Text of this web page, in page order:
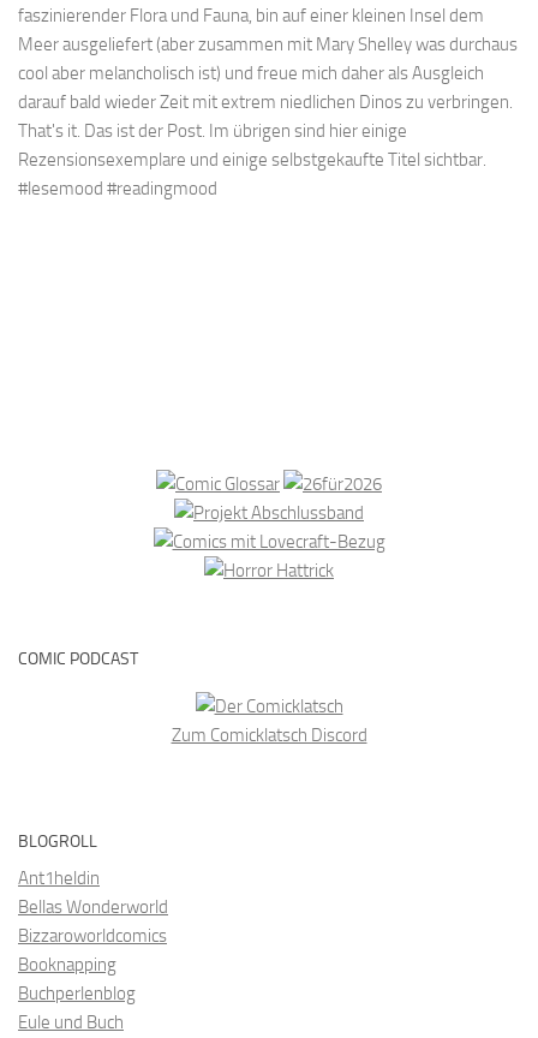
COMIC PODCAST
Zum Comicklatsch Discord
BLOGROLL
Ant1heldin
Bellas Wonderworld
Bizzaroworldcomics
Booknapping
Buchperlenblog
Eule und Buch